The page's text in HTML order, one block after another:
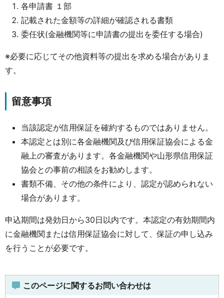
各申請書 １部
記載された金額等の詳細が確認される書類
委任状(金融機関等に申請書の提出を委任する場合)
※必要に応じてその他資料等の提出を求める場合がありま
す。
留意事項
当該認定が信用保証を確約するものではありません。
本認定とは別に各金融機関及び信用保証協会による金
融上の審査があります。各金融機関や山形県信用保証
協会との事前の相談をお勧めします。
書類不備、その他の条件により、認定が認められない
場合があります。
申込期間は発効日から30日以内です。本認定の有効期間内
に金融機関または信用保証協会に対して、保証の申し込み
を行うことが必要です。
このページに関するお問い合わせは